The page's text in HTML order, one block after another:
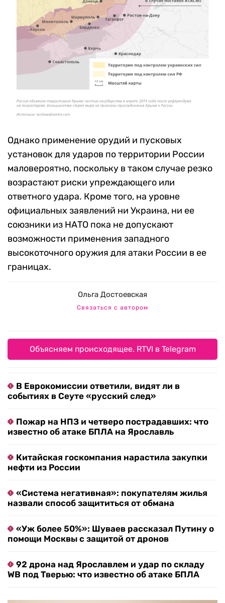
Однако применение орудий и пусковых
установок для ударов по территории России
маловероятно, поскольку в таком случае резко
возрастают риски упреждающего или
ответного удара. Кроме того, на уровне
официальных заявлений ни Украина, ни ее
союзники из НАТО пока не допускают
возможности применения западного
высокоточного оружия для атаки России в ее
границах.
Ольга Достоевская
Связаться с автором
Объясняем происходящее. RTVI в Telegram
В Еврокомиссии ответили, видят ли в
событиях в Сеуте «русский след»
Пожар на НПЗ и четверо пострадавших: что
известно об атаке БПЛА на Ярославль
Китайская госкомпания нарастила закупки
нефти из России
«Система негативная»: покупателям жилья
назвали способ защититься от обмана
«Уж более 50%»: Шуваев рассказал Путину о
помощи Москвы с защитой от дронов
92 дрона над Ярославлем и удар по складу
WB под Тверью: что известно об атаке БПЛА